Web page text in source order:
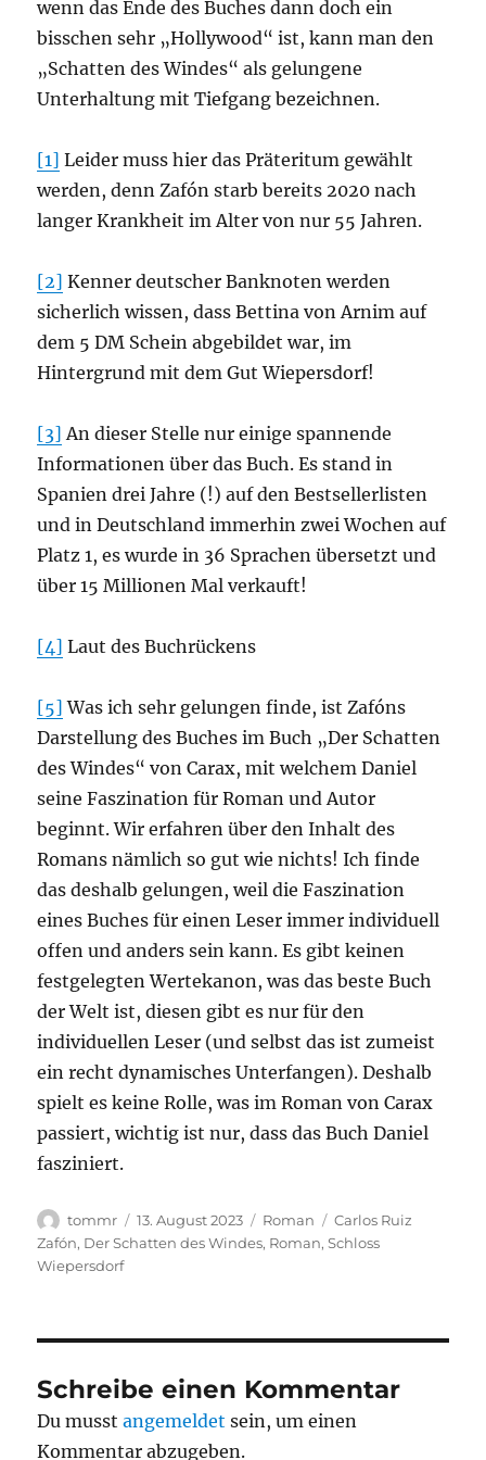
wenn das Ende des Buches dann doch ein
bisschen sehr „Hollywood“ ist, kann man den
„Schatten des Windes“ als gelungene
Unterhaltung mit Tiefgang bezeichnen.
[1] Leider muss hier das Präteritum gewählt
werden, denn Zafón starb bereits 2020 nach
langer Krankheit im Alter von nur 55 Jahren.
[2] Kenner deutscher Banknoten werden
sicherlich wissen, dass Bettina von Arnim auf
dem 5 DM Schein abgebildet war, im
Hintergrund mit dem Gut Wiepersdorf!
[3] An dieser Stelle nur einige spannende
Informationen über das Buch. Es stand in
Spanien drei Jahre (!) auf den Bestsellerlisten
und in Deutschland immerhin zwei Wochen auf
Platz 1, es wurde in 36 Sprachen übersetzt und
über 15 Millionen Mal verkauft!
[4] Laut des Buchrückens
[5] Was ich sehr gelungen finde, ist Zafóns
Darstellung des Buches im Buch „Der Schatten
des Windes“ von Carax, mit welchem Daniel
seine Faszination für Roman und Autor
beginnt. Wir erfahren über den Inhalt des
Romans nämlich so gut wie nichts! Ich finde
das deshalb gelungen, weil die Faszination
eines Buches für einen Leser immer individuell
offen und anders sein kann. Es gibt keinen
festgelegten Wertekanon, was das beste Buch
der Welt ist, diesen gibt es nur für den
individuellen Leser (und selbst das ist zumeist
ein recht dynamisches Unterfangen). Deshalb
spielt es keine Rolle, was im Roman von Carax
passiert, wichtig ist nur, dass das Buch Daniel
fasziniert.
Autor
tommr
Veröffentlicht
am
13. August 2023 Kategorien
Roman Schlagwörter
Carlos Ruiz
Zafón, Der Schatten des Windes, Roman,Schloss
Wiepersdorf
Schreibe einen Kommentar
Du musstangemeldet sein, um einen
Kommentar abzugeben.